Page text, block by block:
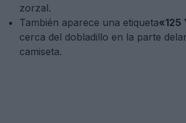
zorzal.
También aparece una etiqueta«125
cerca del dobladillo en la parte
camiseta.